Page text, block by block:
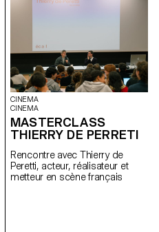
rituel quotidien. Les étudiant·e·s
adapté aux habitudes
contemporaines. À travers des
stroytelling créatifs, ces projets
conceptuels s’intéressent à la
dimension humaine de la
technologie
mobile: comment elle influence
nos habitudes et pourrait
évoluer vers des formes plus
intuitives et intégrées à nos vies.
Née d'un dialogue fertile entre
pédagogie et industrie, cette
collaboration reflète l'approche
CINEMA
CINEMA
MASTERCLASS
THIERRY DE PERRETI
Rencontre avec Thierry de
Peretti, acteur, réalisateur et
metteur en scène français